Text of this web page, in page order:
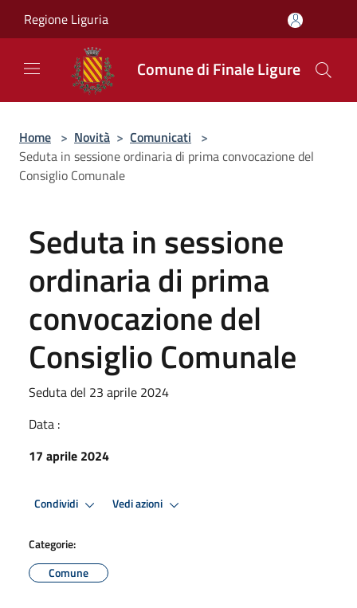
Regione Liguria
Comune di Finale Ligure
Home > Novità > Comunicati >
Seduta in sessione ordinaria di prima convocazione del
Consiglio Comunale
Seduta in sessione
ordinaria di prima
convocazione del
Consiglio Comunale
Seduta del 23 aprile 2024
Data :
17 aprile 2024
Condividi Vedi azioni
Categorie:
Comune